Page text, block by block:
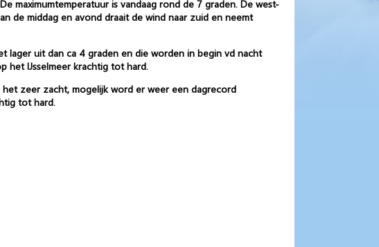
maximumtemperatuur is vandaag rond de 7 graden. De west-
de middag en avond draait de wind naar zuid en neemt
uit dan ca 4 graden en die worden in begin vd nacht
het IJsselmeer krachtig tot hard.
zeer zacht, mogelijk word er weer een dagrecord
tot hard.